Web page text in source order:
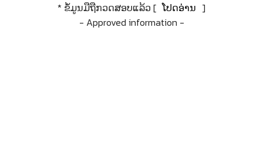
* ຂໍ້ມູນມືຖືກວດສອບແລ້ວ [ ໂປດອ່ານ ]
- Approved information -